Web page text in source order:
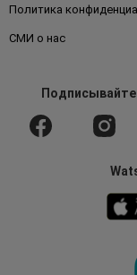
Политика
СМИ о нас